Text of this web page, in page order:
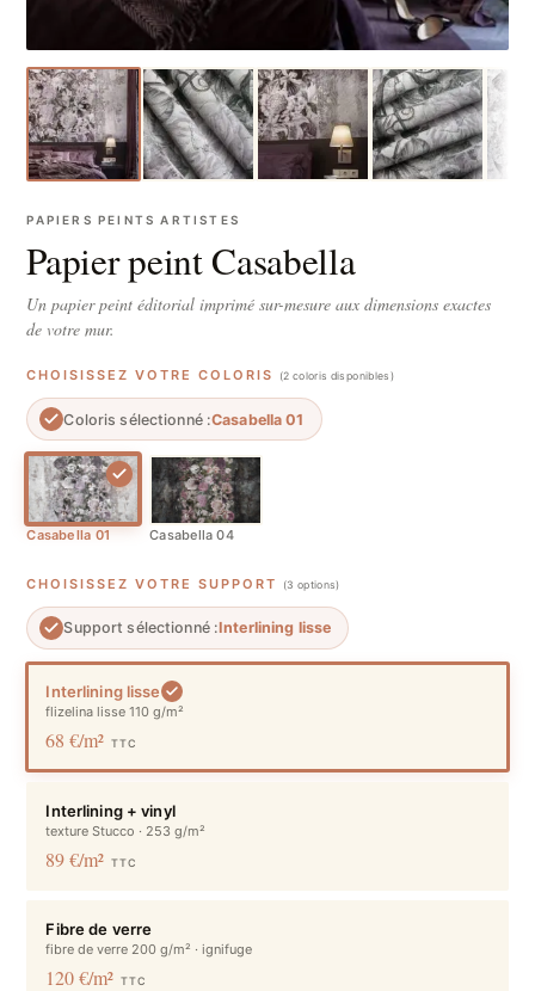
PAPIERS PEINTS ARTISTES
Papier peint Casabella
Un papier peint éditorial imprimé sur-mesure aux dimensions exactes
de votre mur.
CHOISISSEZ VOTRE COLORIS (2 coloris disponibles)
Coloris sélectionné :Casabella 01
Casabella 01 Casabella 04
CHOISISSEZ VOTRE SUPPORT (3 options)
Support sélectionné :Interlining lisse
Interlining lisse
flizelina lisse 110 g/m²
68 €/m² TTC
Interlining + vinyl
texture Stucco · 253 g/m²
89 €/m² TTC
Fibre de verre
fibre de verre 200 g/m² · ignifuge
120 €/m² TTC